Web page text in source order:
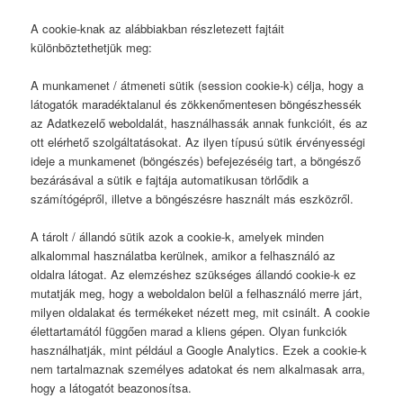
A cookie-knak az alábbiakban részletezett fajtáit
különböztethetjük meg:
A munkamenet / átmeneti sütik (session cookie-k) célja, hogy a
látogatók maradéktalanul és zökkenőmentesen böngészhessék
az Adatkezelő weboldalát, használhassák annak funkcióit, és az
ott elérhető szolgáltatásokat. Az ilyen típusú sütik érvényességi
ideje a munkamenet (böngészés) befejezéséig tart, a böngésző
bezárásával a sütik e fajtája automatikusan törlődik a
számítógépről, illetve a böngészésre használt más eszközről.
A tárolt / állandó sütik azok a cookie-k, amelyek minden
alkalommal használatba kerülnek, amikor a felhasználó az
oldalra látogat. Az elemzéshez szükséges állandó cookie-k ez
mutatják meg, hogy a weboldalon belül a felhasználó merre járt,
milyen oldalakat és termékeket nézett meg, mit csinált. A cookie
élettartamától függően marad a kliens gépen. Olyan funkciók
használhatják, mint például a Google Analytics. Ezek a cookie-k
nem tartalmaznak személyes adatokat és nem alkalmasak arra,
hogy a látogatót beazonosítsa.